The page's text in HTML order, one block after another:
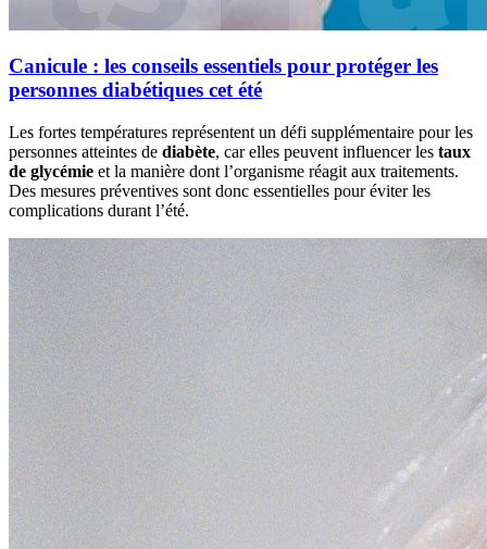
Canicule : les conseils essentiels pour protéger les
personnes diabétiques cet été
Les fortes températures représentent un défi supplémentaire pour les
personnes atteintes de diabète, car elles peuvent influencer les taux
de glycémie et la manière dont l’organisme réagit aux traitements.
Des mesures préventives sont donc essentielles pour éviter les
complications durant l’été.